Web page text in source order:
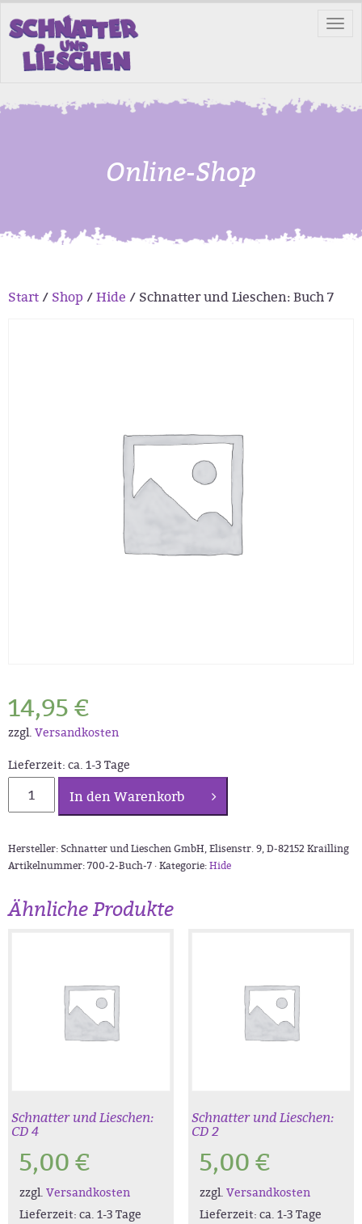
Online-Shop
Start/ Shop /Hide / Schnatter und Lieschen: Buch 7
14,95€
zzgl. Versandkosten
Lieferzeit: ca. 1-3 Tage
und
Lieschen:
7
Menge
In den Warenkorb
Hersteller: Schnatter und Lieschen GmbH, Elisenstr. 9, D-82152 Krailling
Artikelnummer:700-2-Buch-7 ·Kategorie:Hide
Ähnliche Produkte
Schnatter und Lieschen:
CD 4
5,00€
zzgl. Versandkosten
Lieferzeit: ca. 1-3 Tage
Schnatter und Lieschen:
CD 2
5,00€
zzgl. Versandkosten
Lieferzeit: ca. 1-3 Tage